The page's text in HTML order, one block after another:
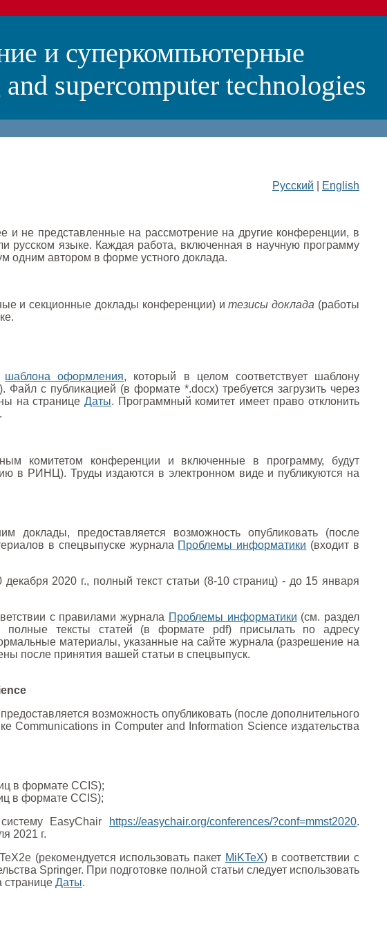
и суперкомпьютерные
supercomputer technologies
Русский
English
не представленные на рассмотрение на другие конференции, в
языке. Каждая работа, включенная в научную программу
одним автором в форме устного доклада.
и секционные доклады конференции) итезисы доклада (работы
шаблона оформления, который в целом соответствует шаблону
Файл с публикацией (в формате *.docx) требуется загрузить через
на странице Даты. Программный комитет имеет право отклонить
комитетом конференции и включенные в программу, будут
в РИНЦ). Труды издаются в электронном виде и публикуются на
предоставляется возможность опубликовать (после
в спецвыпуске журнала Проблемы информатики (входит в
2020 г., полный текст статьи (8-10 страниц) - до 15 января
с правилами журнала Проблемы информатики (см. раздел
тексты статей (в формате pdf) присылать по адресу
материалы, указанные на сайте журнала (разрешение на
после принятия вашей статьи в спецвыпуск.
возможность опубликовать (после дополнительного
Communications in Computer and Information Science издательства
в формате CCIS);
в формате CCIS);
EasyChair
https://easychair.org/conferences/?conf=mmst2020.
2021 г.
(рекомендуется использовать пакет MiKTeX) в соответствии с
Springer. При подготовке полной статьи следует использовать
странице Даты.